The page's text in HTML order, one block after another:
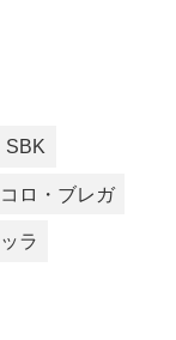
SBK
ロ・ブレガ
ラ